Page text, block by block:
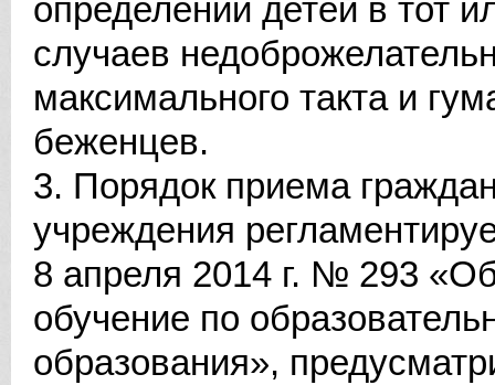
определении детей в тот
случаев
максимального такта и
беженцев.
3. Порядок приема
учреждения
8 апреля 2014 г. № 293
обучение по
образования»,